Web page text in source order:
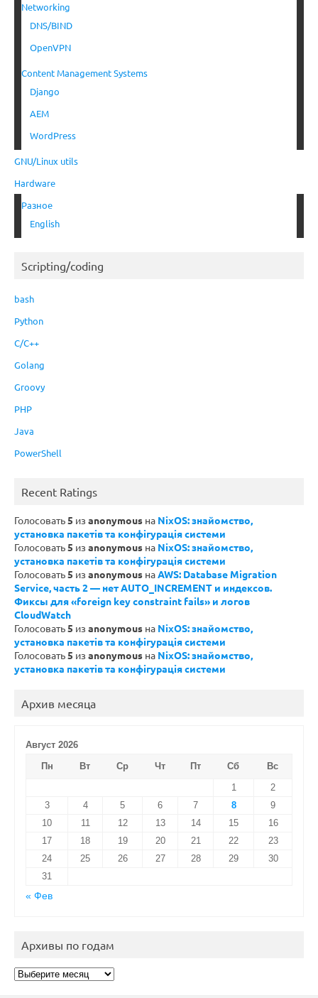
Networking
DNS/BIND
OpenVPN
Content Management Systems
Django
AEM
WordPress
GNU/Linux utils
Hardware
Разное
English
Scripting/coding
bash
Python
C/C++
Golang
Groovy
PHP
Java
PowerShell
Recent Ratings
Голосовать5 из anonymous на NixOS: знайомство,
установка пакетів та конфігурація системи
Голосовать5 из anonymous на NixOS: знайомство,
установка пакетів та конфігурація системи
Голосовать5 из anonymous наAWS: Database Migration
Service, часть 2 — нет AUTO_INCREMENT и индексов.
Фиксы для «foreign key constraint fails» и логов
CloudWatch
Голосовать5 из anonymous на NixOS: знайомство,
установка пакетів та конфігурація системи
Голосовать5 из anonymous на NixOS: знайомство,
установка пакетів та конфігурація системи
Архив месяца
Август 2026
Пн
Вт Ср Чт Пт Сб
Вс
1
2
3
4 5 6 7 8
9
10
11 12 13 14 15
16
17
18 19 20 21 22
23
24
25 26 27 28 29
30
31
« Фев
Архивы по годам
Архивы